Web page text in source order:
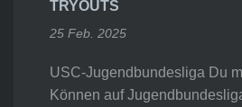
TRYOUTS
25 Feb. 2025
USC-Jugendbundesliga Du
Können auf